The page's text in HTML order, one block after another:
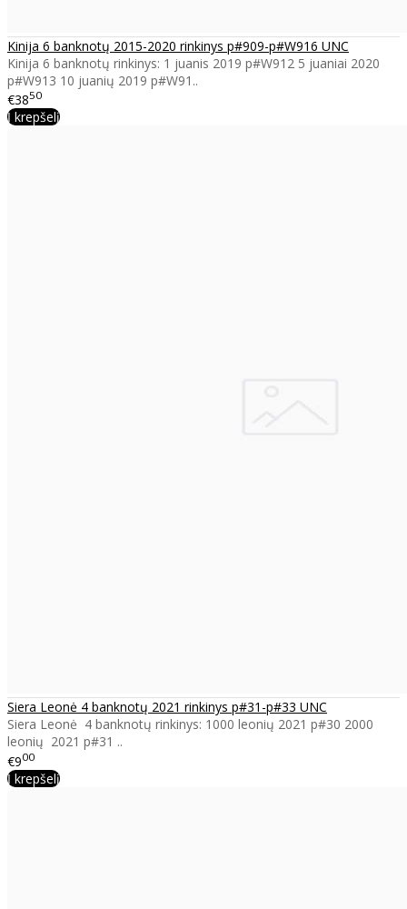
Kinija 6 banknotų 2015-2020 rinkinys p#909-p#W916 UNC
Kinija 6 banknotų rinkinys: 1 juanis 2019 p#W912 5 juaniai 2020
p#W913 10 juanių 2019 p#W91..
€3850
Į krepšelį
Siera Leonė 4 banknotų 2021 rinkinys p#31-p#33 UNC
Siera Leonė 4 banknotų rinkinys: 1000 leonių 2021 p#30 2000
leonių 2021 p#31 ..
€900
Į krepšelį